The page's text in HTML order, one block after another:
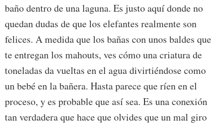
baño dentro de una laguna. Es justo aquí donde no
quedan dudas de que los elefantes realmente son
felices. A medida que los bañas con unos baldes que
te entregan los mahouts, ves cómo una criatura de
toneladas da vueltas en el agua divirtiéndose como
un bebé en la bañera. Hasta parece que ríen en el
proceso, y es probable que así sea. Es una conexión
tan verdadera que hace que olvides que un mal giro